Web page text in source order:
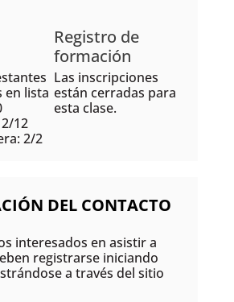
Registro de
formación
Las inscripciones
están cerradas para
esta clase.
en lista
12
2/2
DEL CONTACTO
interesados en asistir a
registrarse iniciando
a través del sitio